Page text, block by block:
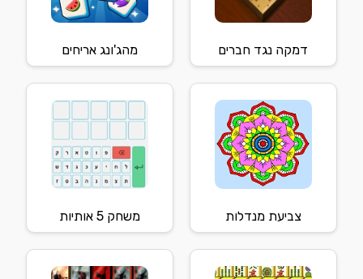
דמקה נגד חברים מהג'ונג אריחים
צביעת מנדלות משחק 5 אותיות